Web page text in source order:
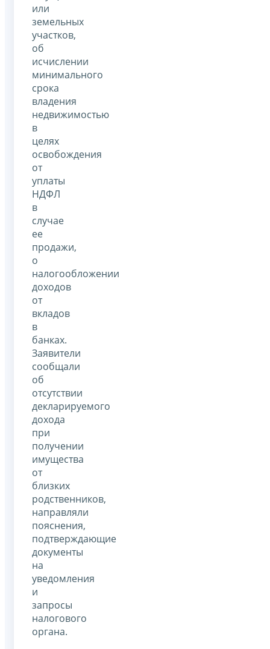
или
земельных
участков,
об
исчислении
минимального
срока
владения
недвижимостью
в
целях
освобождения
от
уплаты
НДФЛ
в
случае
ее
продажи,
о
налогообложении
доходов
от
вкладов
в
банках.
Заявители
сообщали
об
отсутствии
декларируемого
дохода
при
получении
имущества
от
близких
родственников,
направляли
пояснения,
подтверждающие
документы
на
уведомления
и
запросы
налогового
органа.